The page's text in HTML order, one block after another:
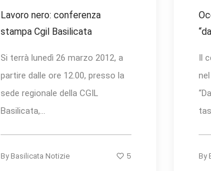
Lavoro nero: conferenza
stampa Cgil Basilicata
Si terrà lunedì 26 marzo 2012, a
partire dalle ore 12.00, presso la
sede regionale della CGIL
Basilicata,...
By Basilicata Notizie 5
Il
By